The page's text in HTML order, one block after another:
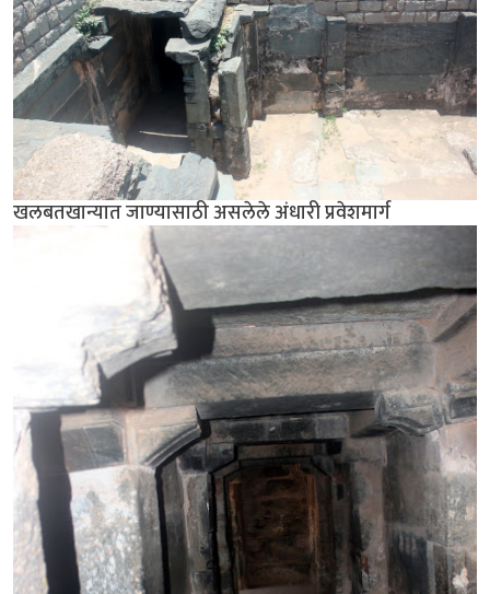
खलबतखान्यात जाण्यासाठी असलेले अंधारी प्रवेशमार्ग